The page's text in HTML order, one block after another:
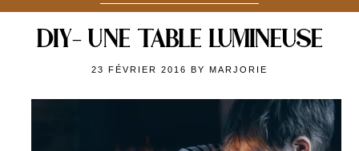
DIY- UNE TABLE LUMINEUSE
23 FÉVRIER 2016 BY MARJORIE